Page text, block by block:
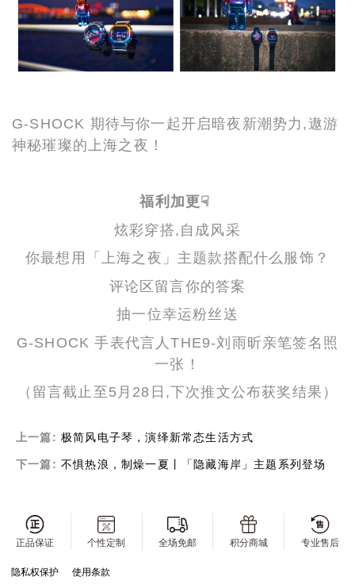
G-SHOCK 期待与你一起开启暗夜新潮势力,遨游
神秘璀璨的上海之夜！
福利加更☟
炫彩穿搭,自成风采
你最想用「上海之夜」主题款搭配什么服饰？
评论区留言你的答案
抽一位幸运粉丝送
G-SHOCK 手表代言人THE9-刘雨昕亲笔签名照
一张！
（留言截止至5月28日,下次推文公布获奖结果）
上一篇: 极简风电子琴，演绎新常态生活方式
下一篇: 不惧热浪，制燥一夏丨「隐藏海岸」主题系列登场
正品保证 个性定制 全场免邮 积分商城 专业售后
隐私权保护 使用条款